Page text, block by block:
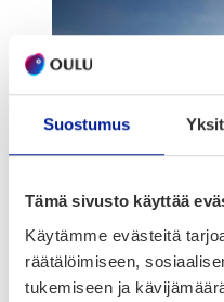
Suostumus
Tämä sivusto käyttää
Käytämme evästeitä
räätälöimiseen,
tukemiseen ja
Puo­let